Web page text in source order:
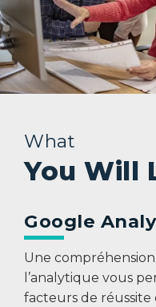
What
You Will
Google
Une
l’analytique vous
facteurs de réussite